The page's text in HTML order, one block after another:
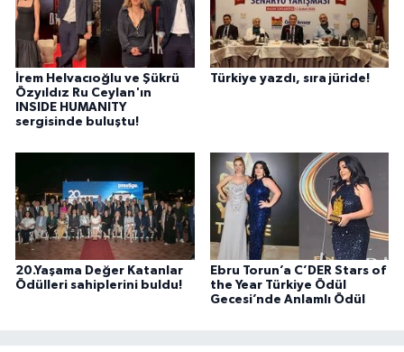
İrem Helvacıoğlu ve Şükrü
Özyıldız Ru Ceylan'ın
INSIDE HUMANITY
sergisinde buluştu!
Türkiye yazdı, sıra jüride!
20.Yaşama Değer Katanlar
Ödülleri sahiplerini buldu!
Ebru Torun’a C’DER Stars of
the Year Türkiye Ödül
Gecesi’nde Anlamlı Ödül